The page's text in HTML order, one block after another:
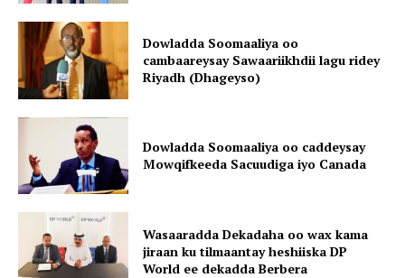
Dowladda Soomaaliya oo
cambaareysay Sawaariikhdii lagu ridey
Riyadh (Dhageyso)
Dowladda Soomaaliya oo caddeysay
Mowqifkeeda Sacuudiga iyo Canada
Wasaaradda Dekadaha oo wax kama
jiraan ku tilmaantay heshiiska DP
World ee dekadda Berbera